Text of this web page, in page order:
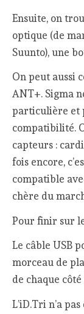
Ensuite, on
optique (de
Suunto), une
On peut aussi
ANT+. Sigma
particulière et
compatibilité.
capteurs :
fois encore,
compatible
chère du
Pour finir sur
Le câble USB
morceau de
de chaque
L’iD.Tri n’a